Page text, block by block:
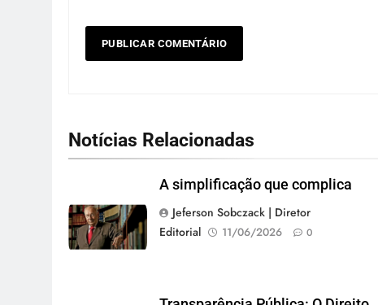
Notícias Relacionadas
A simplificação que complica
Jeferson Sobczack | Diretor
Editorial
11/06/2026 0